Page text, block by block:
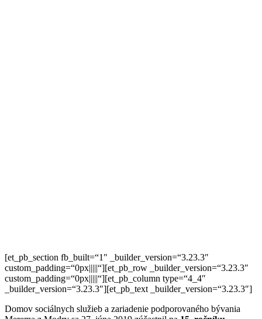
[et_pb_section fb_built=“1″ _builder_version=“3.23.3″
custom_padding=“0px|||||“][et_pb_row _builder_version=“3.23.3″
custom_padding=“0px|||||“][et_pb_column type=“4_4″
_builder_version=“3.23.3″][et_pb_text _builder_version=“3.23.3″]
Domov sociálnych služieb a zariadenie podporovaného bývania